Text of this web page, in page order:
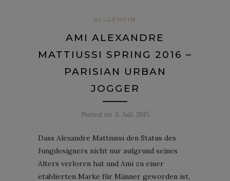
ALLGEMEIN
AMI ALEXANDRE
MATTIUSSI SPRING 2016 –
PARISIAN URBAN
JOGGER
Posted on 3. Juli 2015
Dass Alexandre Mattiussi den Status des
Jungdesigners nicht nur aufgrund seines
Alters verloren hat und Ami zu einer
etablierten Marke für Männer geworden ist,